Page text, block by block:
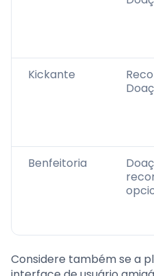
Kickante
Benfeitoria
Considere também se a